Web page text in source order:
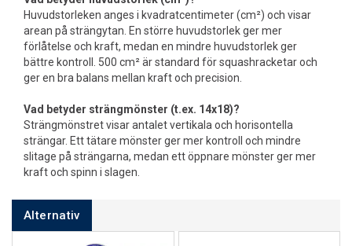
Huvudstorleken anges i kvadratcentimeter (cm²) och visar
arean på strängytan. En större huvudstorlek ger mer
förlåtelse och kraft, medan en mindre huvudstorlek ger
bättre kontroll. 500 cm² är standard för squashracketar och
ger en bra balans mellan kraft och precision.
Vad betyder strängmönster (t.ex. 14x18)?
Strängmönstret visar antalet vertikala och horisontella
strängar. Ett tätare mönster ger mer kontroll och mindre
slitage på strängarna, medan ett öppnare mönster ger mer
kraft och spinn i slagen.
Alternativ